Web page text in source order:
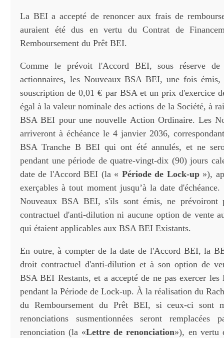
La BEI a accepté de renoncer aux frais de
auraient été dus en vertu du Contrat de
Remboursement du Prêt BEI.
Comme le prévoit l'Accord BEI, sous réserve de
actionnaires, les Nouveaux BSA BEI, une fois
souscription de 0,01 € par BSA et un prix d'exercice
égal à la valeur nominale des actions de la Société, à
BSA BEI pour une nouvelle Action Ordinaire. Les
arriveront à échéance le 4 janvier 2036,
BSA Tranche B BEI qui ont été annulés, et ne
pendant une période de quatre-vingt-dix (90) jours
date de l'Accord BEI (la « Période de Lock-up»),
exerçables à tout moment jusqu’à la date
Nouveaux BSA BEI, s'ils sont émis, ne prévoiront
contractuel d'anti-dilution ni aucune option de vente
qui étaient applicables aux BSA BEI Existants.
En outre, à compter de la date de l'Accord BEI, la
droit contractuel d'anti-dilution et à son option de
BSA BEI Restants, et a accepté de ne pas exercer les
pendant la Période de Lock-up. À la réalisation du
du Remboursement du Prêt BEI, si ceux-ci sont
renonciations susmentionnées seront
renonciation (la «Lettre de renonciation»), en vertu